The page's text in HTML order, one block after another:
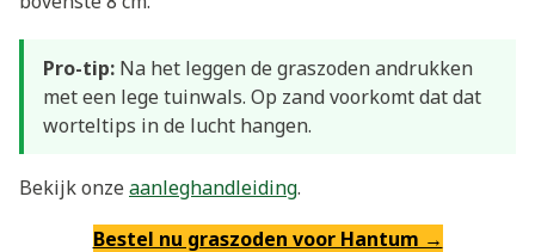
Pro-tip: Na het leggen de graszoden andrukken
met een lege tuinwals. Op zand voorkomt dat dat
worteltips in de lucht hangen.
Bekijk onzeaanleghandleiding.
Bestel nu graszoden voor Hantum →